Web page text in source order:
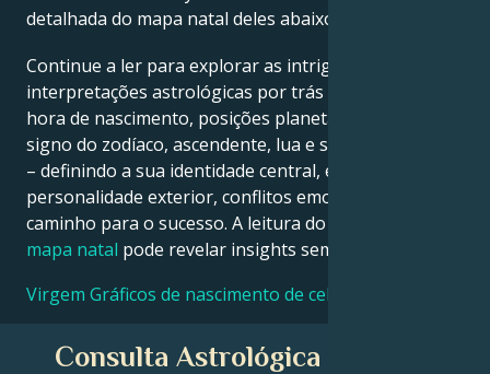
detalhada do mapa natal deles abaixo para descobrir!
Continue a ler para explorar as intrigantes
interpretações astrológicas por trás da data, local e
hora de nascimento, posições planetárias, casas,
signo do zodíaco, ascendente, lua e signo ascendente
– definindo a sua identidade central, ego,
personalidade exterior, conflitos emocionais e
caminho para o sucesso. A leitura do seu próprio
mapa natal pode revelar insights semelhantes!
Virgem Gráficos de nascimento de celebridades
Consulta Astrológica Gratuita